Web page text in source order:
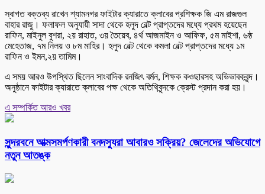
স্বাগত বক্তব্য রাখেন শ্যামনগর ফাইটার ক্যারাতে ক্লাবের প্রশিক্ষক জি এম রাজগুল
বাহার রাজু। ফলাফল অনুযায়ী সাদা থেকে হলুদ বেল্ট প্রাপ্তদের মধ্যে প্রথম হয়েছেন
রাফিন, মাইনুল বুশরা, ২য় রাহাত, ৩য় তৈয়েব, ৪র্থ আজমাইন ও আফিফ, ৫ম মাইশা, ৬ষ্ঠ
মেহেতাজ, ৭ম নিলয় ও ৮ম মাহির। হলুদ বেল্ট থেকে কমলা বেল্ট প্রাপ্তদের মধ্যে ১ম
রাফিন ও ইমন,২য় তামিম।
এ সময় আরও উপস্থিত ছিলেন সাংবাদিক রনজিৎ বর্মন, শিক্ষক কওছারসহ অভিভাবকবৃন্দ।
অনুষ্ঠানে ফাইটার ক্যারাতে ক্লাবের পক্ষ থেকে অতিথিবৃন্দকে ক্রেস্ট প্রদান করা হয়।
এ সম্পর্কিত আরও খবর
সুন্দরবনে আত্মসমর্পণকারী বনদস্যুরা আবারও সক্রিয়? জেলেদের অভিযোগে
নতুন আতঙ্ক